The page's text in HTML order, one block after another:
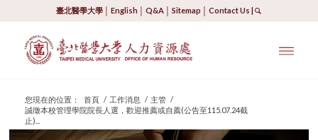
臺北醫學大學 │English │Q&A │Sitemap │Contact Us |
您現在的位置： 首頁 / 工作消息 / 主管 /
誠徵本校管理學院院長人選，歡迎推薦或自薦(公告至115.07.24截
止)...